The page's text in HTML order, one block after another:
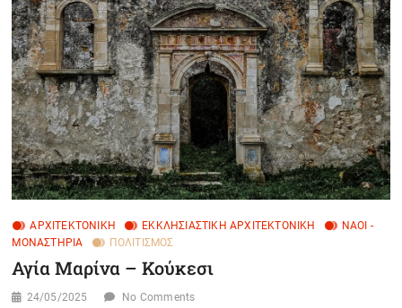
ΑΡΧΙΤΕΚΤΟΝΙΚΉ ΕΚΚΛΗΣΙΑΣΤΙΚΉ ΑΡΧΙΤΕΚΤΟΝΙΚΉ
ΝΑΟΊ -
ΜΟΝΑΣΤΉΡΙΑ
ΠΟΛΙΤΙΣΜΌΣ
Αγία Μαρίνα – Κούκεσι
24/05/2025 No Comments